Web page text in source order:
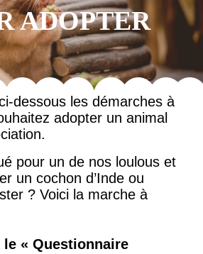
ADOPTER
dessous les démarches à
adopter un animal
pour un de nos loulous et
un cochon d’Inde ou
? Voici la marche à
le « Questionnaire